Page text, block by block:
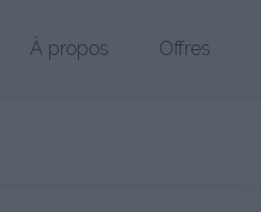
À propos Offres